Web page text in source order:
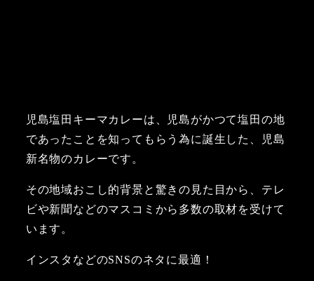
児島塩田キーマカレーは、児島がかつて塩田の地
であったことを知ってもらう為に誕生した、児島
新名物のカレーです。
その地域おこし的背景と驚きの見た目から、テレ
ビや新聞などのマスコミから多数の取材を受けて
います。
インスタなどのSNSのネタに最適！